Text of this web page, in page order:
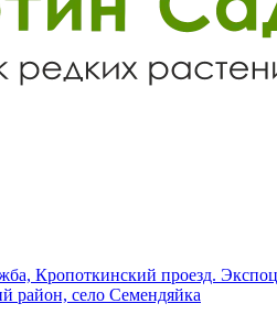
Кропоткинский проезд.
район, село Семендяйка